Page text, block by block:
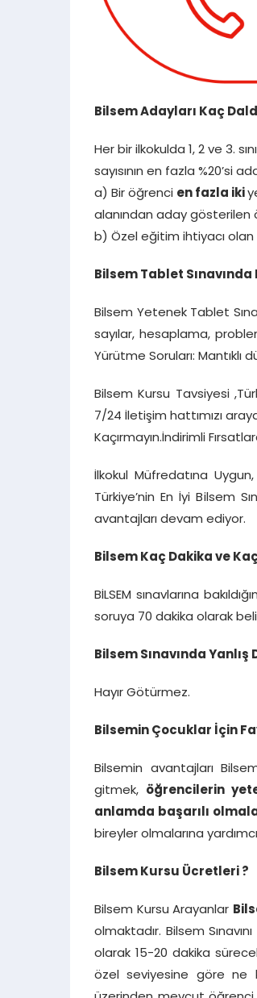
Bilsem Adayları Kaç
Her bir ilkokulda 1, 2 ve 3.
sayısının en fazla %20’si
a) Bir öğrenci en fazla iki
alanından aday gösterilen
b) Özel eğitim ihtiyacı olan
Bilsem Tablet
Bilsem Yetenek Tablet
sayılar, hesaplama,
Yürütme Soruları:
Bilsem Kursu Tavsiyesi
7/24 İletişim hattımızı
Kaçırmayın.İndirimli
İlkokul Müfredatına
Türkiye’nin En İyi Bilsem
avantajları devam ediyor.
Bilsem Kaç Dakika ve
BİLSEM sınavlarına
soruya 70 dakika olarak
Bilsem Sınavında
Hayır Götürmez.
Bilsemin Çocuklar İçin
Bilsemin avantajları
gitmek, öğrencilerin
anlamda başarılı
bireyler olmalarına
Bilsem Kursu Ücretleri ?
Bilsem Kursu Arayanlar
olmaktadır. Bilsem
olarak 15-20 dakika
özel seviyesine göre ne